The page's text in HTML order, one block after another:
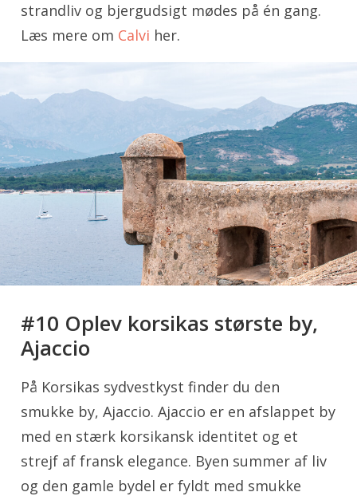
strandliv og bjergudsigt mødes på én gang.
Læs mere om Calvi her.
#10 Oplev korsikas største by,
Ajaccio
På Korsikas sydvestkyst finder du den
smukke by, Ajaccio. Ajaccio er en afslappet by
med en stærk korsikansk identitet og et
strejf af fransk elegance. Byen summer af liv
og den gamle bydel er fyldt med smukke